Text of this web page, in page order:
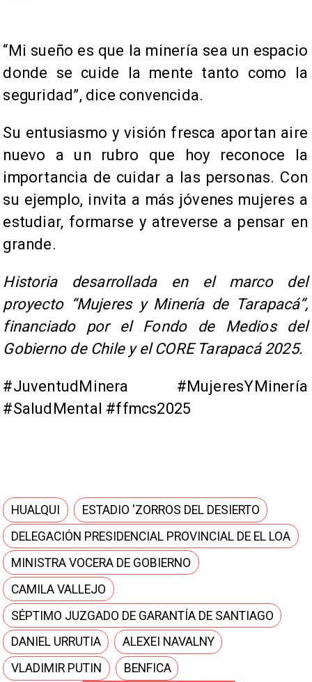
“Mi sueño es que la minería sea un espacio
donde se cuide la mente tanto como la
seguridad”, dice convencida.
Su entusiasmo y visión fresca aportan aire
nuevo a un rubro que hoy reconoce la
importancia de cuidar a las personas. Con
su ejemplo, invita a más jóvenes mujeres a
estudiar, formarse y atreverse a pensar en
grande.
Historia desarrollada en el marco del
proyecto “Mujeres y Minería de Tarapacá”,
financiado por el Fondo de Medios del
Gobierno de Chile y el CORE Tarapacá 2025.
#JuventudMinera #MujeresYMinería
#SaludMental #ffmcs2025
HUALQUI
ESTADIO 'ZORROS DEL DESIERTO
DELEGACIÓN PRESIDENCIAL PROVINCIAL DE EL LOA
MINISTRA VOCERA DE GOBIERNO
CAMILA VALLEJO
SÉPTIMO JUZGADO DE GARANTÍA DE SANTIAGO
DANIEL URRUTIA
ALEXEI NAVALNY
VLADIMIR PUTIN
BENFICA